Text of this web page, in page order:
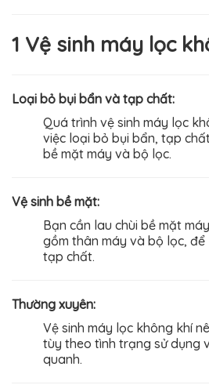
1 Vệ sinh máy lọc
Loại bỏ bụi bẩn và tạp chất:
Quá trình vệ sinh máy lọc
việc loại bỏ bụi bẩn, tạp
bề mặt máy và bộ lọc.
Vệ sinh bề mặt:
Bạn cần lau chùi bề mặt
gồm thân máy và bộ lọc,
tạp chất.
Thường xuyên:
Vệ sinh máy lọc không khí
tùy theo tình trạng sử dụng
quanh.